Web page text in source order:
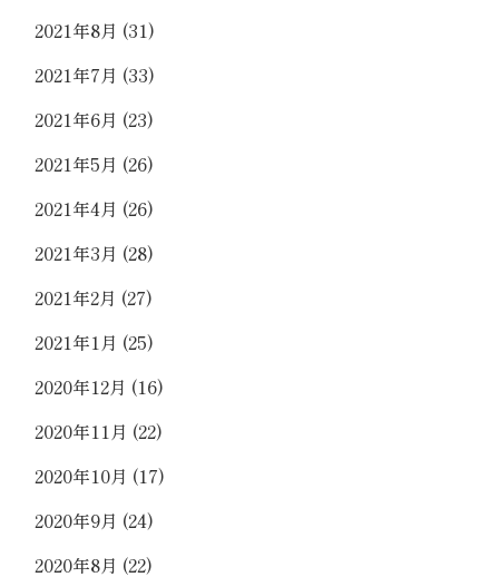
2021年8月 (31)
2021年7月 (33)
2021年6月 (23)
2021年5月 (26)
2021年4月 (26)
2021年3月 (28)
2021年2月 (27)
2021年1月 (25)
2020年12月 (16)
2020年11月 (22)
2020年10月 (17)
2020年9月 (24)
2020年8月 (22)